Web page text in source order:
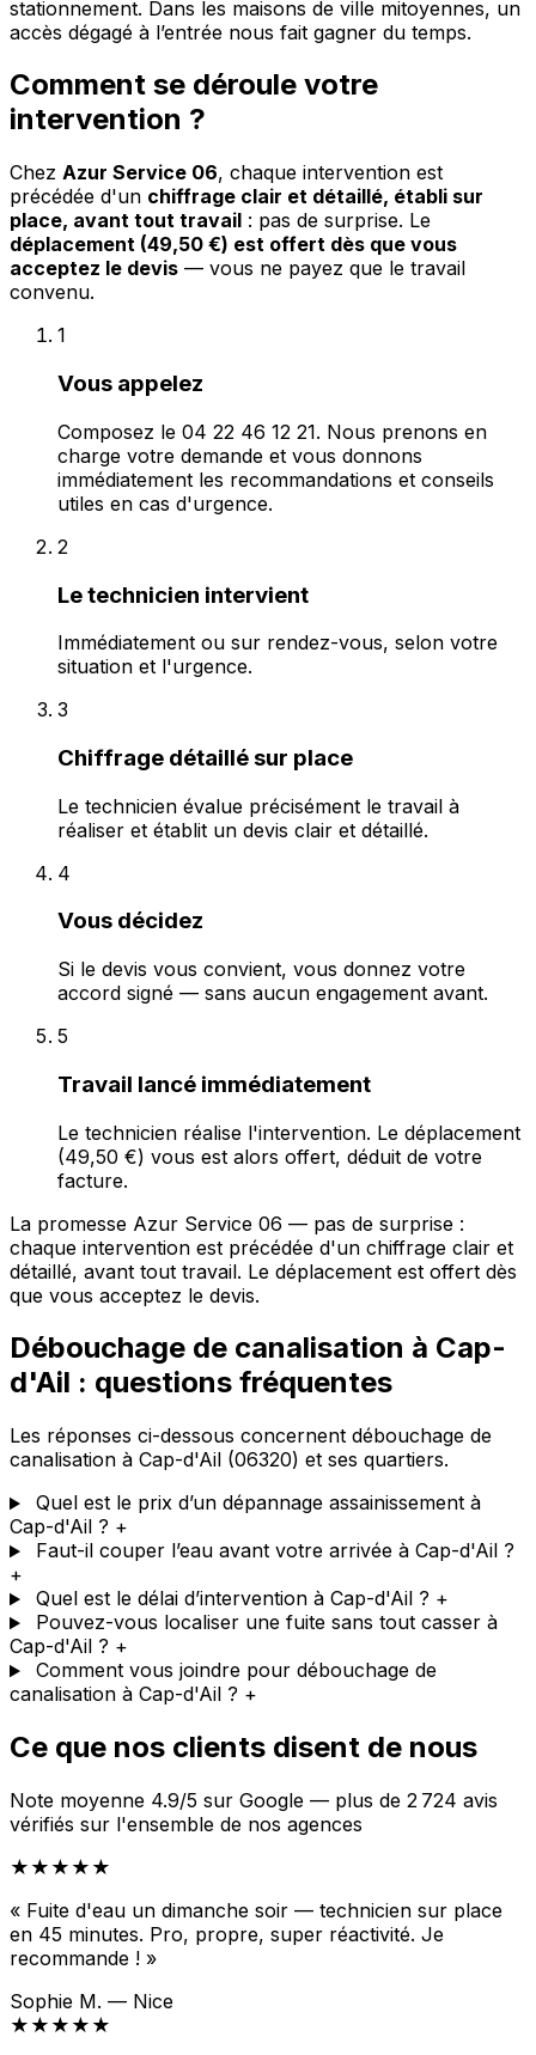
stationnement. Dans les maisons de ville mitoyennes, un
accès dégagé à l’entrée nous fait gagner du temps.
Comment se déroule votre
intervention ?
Chez Azur Service 06, chaque intervention est
précédée d'un chiffrage clair et détaillé, établi sur
place, avant tout travail : pas de surprise. Le
déplacement (49,50 €) est offert dès que vous
acceptez le devis — vous ne payez que le travail
convenu.
1
Vous appelez
Composez le 04 22 46 12 21. Nous prenons en
charge votre demande et vous donnons
immédiatement les recommandations et conseils
utiles en cas d'urgence.
2
Le technicien intervient
Immédiatement ou sur rendez-vous, selon votre
situation et l'urgence.
3
Chiffrage détaillé sur place
Le technicien évalue précisément le travail à
réaliser et établit un devis clair et détaillé.
4
Vous décidez
Si le devis vous convient, vous donnez votre
accord signé — sans aucun engagement avant.
5
Travail lancé immédiatement
Le technicien réalise l'intervention. Le déplacement
(49,50 €) vous est alors offert, déduit de votre
facture.
La promesse Azur Service 06 — pas de surprise :
chaque intervention est précédée d'un chiffrage clair et
détaillé, avant tout travail. Le déplacement est offert dès
que vous acceptez le devis.
Débouchage de canalisation à Cap-
d'Ail : questions fréquentes
Les réponses ci-dessous concernent débouchage de
canalisation à Cap-d'Ail (06320) et ses quartiers.
Quel est le prix d’un dépannage assainissement à
Cap-d'Ail ? +
Faut-il couper l’eau avant votre arrivée à Cap-d'Ail ?
+
Quel est le délai d’intervention à Cap-d'Ail ? +
Pouvez-vous localiser une fuite sans tout casser à
Cap-d'Ail ? +
Comment vous joindre pour débouchage de
canalisation à Cap-d'Ail ? +
Ce que nos clients disent de nous
Note moyenne 4.9/5 sur Google — plus de 2 724 avis
vérifiés sur l'ensemble de nos agences
★★★★★
« Fuite d'eau un dimanche soir — technicien sur place
en 45 minutes. Pro, propre, super réactivité. Je
recommande ! »
Sophie M. — Nice
★★★★★